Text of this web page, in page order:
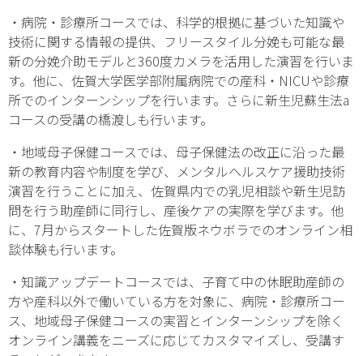
・病院・診療所コースでは、科学的根拠に基づいた知識や
技術に関する情報の提供、フリースタイル分娩も可能な最
新の分娩介助モデルと360度カメラを活用した演習を行いま
す。他に、佐賀大学医学部附属病院での産科・NICUや診療
所でのインターンシップを行います。さらに新生児蘇生法a
コースの受講の橋渡しも行います。
・地域母子保健コースでは、母子保健法の改正に沿った最
新の教育内容や制度を学び、メンタルヘルスケア援助技術
演習を行うことに加え、佐賀県内での乳児相談や新生児訪
問を行う助産師に同行し、産後ケアの実際を学びます。他
に、7月からスタートした佐賀版ネウボラでのオンライン相
談体験も行います。
・知識アップデートコースでは、子育て中の休眠助産師の
方や産科以外で働いている方を対象に、病院・診療所コー
ス、地域母子保健コースの実習とインターンシップを除く
オンライン講義をニーズに応じてカスタマイズし、受講す